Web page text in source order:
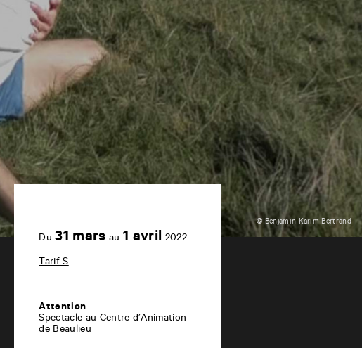
© Benjamin Karim Bertrand
Achetez
en
Du31 mars au 1 avril 2022
Tarif S
Attention
Spectacle au Centre d’Animation
de Beaulieu